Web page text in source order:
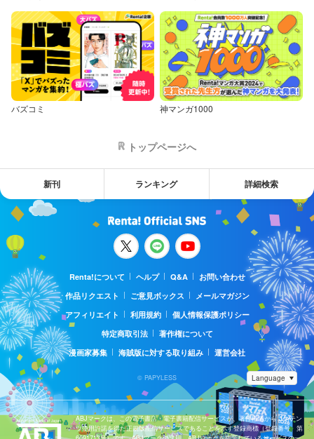
バズコミ 神マンガ1000
トップページへ
新刊 ランキング 詳細検索
Renta!について ヘルプ Q&A
お問い合わせ
作品リクエスト
ご意見ボックス
メールマガジン
アフィリエイト
利用規約
個人情報保護ポリシー
特定商取引法
著作権について
漫画家募集
海賊版に対する取り組み 運営会社
© PAPYLESS
ABJマークは、この電子書店・電子書籍配信サービスが、著作権者からコンテン
ツ使用許諾を得た正規版配信サービスであることを示す登録商標（登録番号 第